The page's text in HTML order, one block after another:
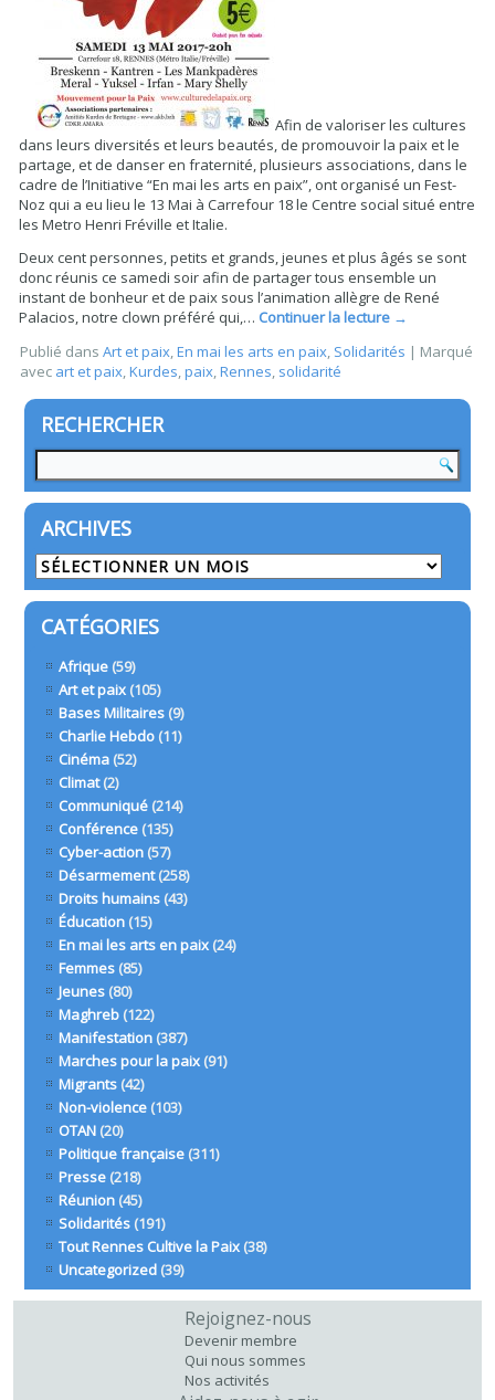
Afin de valoriser les cultures
dans leurs diversités et leurs beautés, de promouvoir la paix et le
partage, et de danser en fraternité, plusieurs associations, dans le
cadre de l’Initiative “En mai les arts en paix”, ont organisé un Fest-
Noz qui a eu lieu le 13 Mai à Carrefour 18 le Centre social situé entre
les Metro Henri Fréville et Italie.
Deux cent personnes, petits et grands, jeunes et plus âgés se sont
donc réunis ce samedi soir afin de partager tous ensemble un
instant de bonheur et de paix sous l’animation allègre de René
Palacios, notre clown préféré qui,… Continuer la lecture →
Publié dans Art et paix,En mai les arts en paix, Solidarités | Marqué
avec art et paix,Kurdes,paix,Rennes, solidarité
RECHERCHER
ARCHIVES
Archives
CATÉGORIES
Afrique (59)
Art et paix (105)
Bases Militaires (9)
Charlie Hebdo (11)
Cinéma (52)
Climat(2)
Communiqué (214)
Conférence (135)
Cyber-action (57)
Désarmement(258)
Droits humains (43)
Éducation (15)
En mai les arts en paix (24)
Femmes (85)
Jeunes (80)
Maghreb (122)
Manifestation (387)
Marches pour la paix (91)
Migrants (42)
Non-violence (103)
OTAN (20)
Politique française (311)
Presse (218)
Réunion (45)
Solidarités (191)
Tout Rennes Cultive la Paix (38)
Uncategorized (39)
Rejoignez-nous
Devenir membre
Qui nous sommes
Nos activités